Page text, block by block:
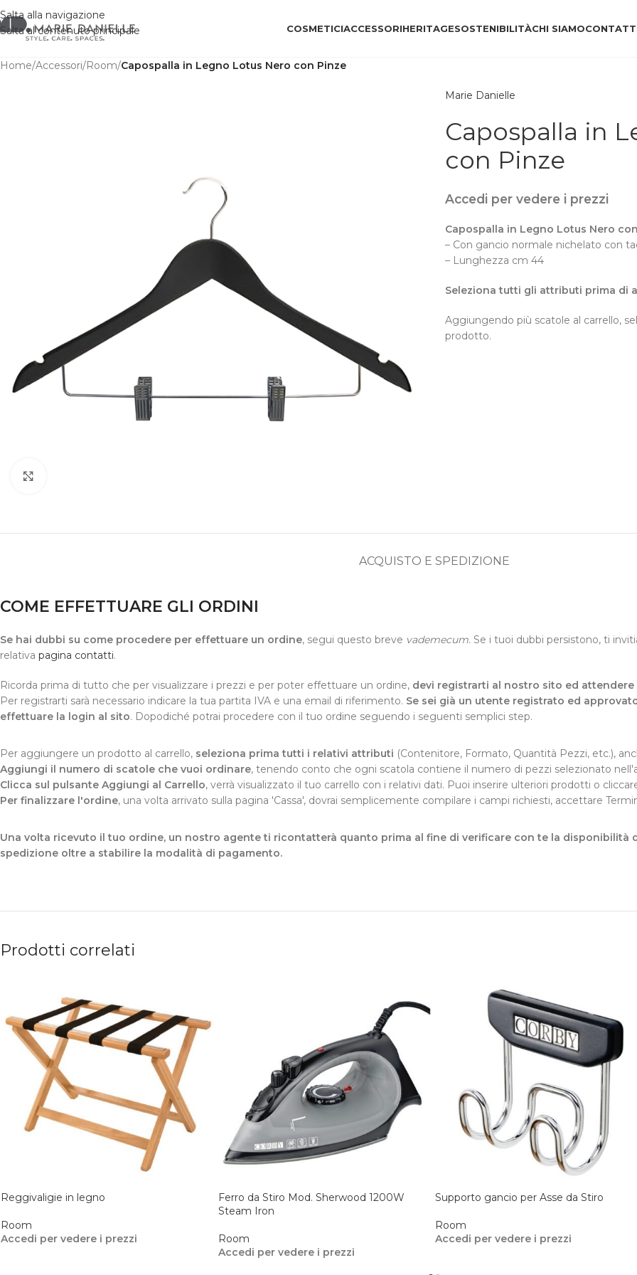
Salta alla navigazione
Salta al contenuto principale
COSMETICIACCESSORIHERITAGESOSTENIBILITÀCHI SIAMO
Home/Accessori/Room/Capospalla in Legno Lotus Nero con Pinze
Marie Danielle
Capospalla in
con Pinze
Accedi per vedere i prezzi
Capospalla in Legno Lotus Nero
– Con gancio normale nichelato con
– Lunghezza cm 44
Seleziona tutti gli attributi prima di
Aggiungendo più scatole al carrello,
prodotto.
ACQUISTO E SPEDIZIONE
COME EFFETTUARE GLI ORDINI
Se hai dubbi su come procedere per effettuare un ordine, segui questo breve vademecum. Se i tuoi dubbi persistono, ti
relativa pagina contatti.
Ricorda prima di tutto che per visualizzare i prezzi e per poter effettuare un ordine, devi registrarti al nostro sito ed
Per registrarti sarà necessario indicare la tua partita IVA e una email di riferimento. Se sei già un utente registrato ed
effettuare la login al sito. Dopodiché potrai procedere con il tuo ordine seguendo i seguenti semplici step.
Per aggiungere un prodotto al carrello, seleziona prima tutti i relativi attributi (Contenitore, Formato, Quantità Pezzi, etc.),
Aggiungi il numero di scatole che vuoi ordinare, tenendo conto che ogni scatola contiene il numero di pezzi selezionato
Clicca sul pulsante Aggiungi al Carrello, verrà visualizzato il tuo carrello con i relativi dati. Puoi inserire ulteriori prodotti o
Per finalizzare l'ordine, una volta arrivato sulla pagina 'Cassa', dovrai semplicemente compilare i campi richiesti, accettare
Una volta ricevuto il tuo ordine, un nostro agente ti ricontatterà quanto prima al fine di verificare con te la disponibilità
spedizione oltre a stabilire la modalità di pagamento.
Prodotti correlati
Reggivaligie in legno
Room
Accedi per vedere i prezzi
Ferro da Stiro Mod. Sherwood 1200W
Steam Iron
Room
Accedi per vedere i prezzi
Supporto gancio per Asse da Stiro
Room
Accedi per vedere i prezzi